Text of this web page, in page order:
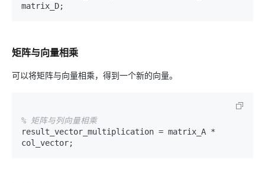
矩阵与向量相乘
可以将矩阵与向量相乘，得到一个新的向量。
% 矩阵与列向量相乘
result_vector_multiplication = matrix_A *